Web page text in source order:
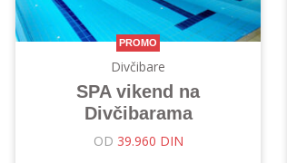
PROMO
Divčibare
SPA vikend na
Divčibarama
OD 39.960 DIN